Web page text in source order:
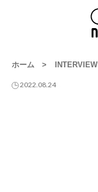
ホーム > INTERVIEW
2022.08.24